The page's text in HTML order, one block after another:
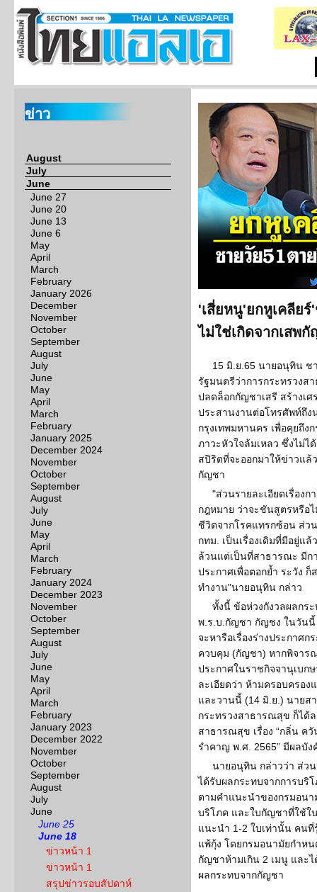
ข่าว
August
July
June
June 27
June 20
June 13
June 6
May
April
March
February
January 2026
December
November
October
September
August
July
June
May
April
March
February
January 2025
December 2024
November
October
September
August
July
June
May
April
March
February
January 2024
December 2023
November
October
September
August
July
June
May
April
March
February
January 2023
December 2022
November
October
September
August
July
June
June 25
June 18
ข่าวหน้า 1
ข่าวหน้า 1
สรุปข่าวรอบสัปดาห์
'เสี่ยหนู'ยกหูเคลีย
ไม่ใช่เกิดจากเสพ
15 มิ.ย.65 นายอนุทิน ช
รัฐมนตรีว่าการกระทรวงส
ปลดล็อกกัญชาเสรี สร้างเ
ประสานงานต่อโทรศัพท์ถึ
กรุงเทพมหานคร เพื่อคุยถึ
ภาวะหัวใจล้มเหลว ซึ่งไม่ไ
สปิริตที่จะออกมาให้ข่าวแล้
กัญชา
"ส่วนรายละเอียดเรื่องก
กฎหมาย ว่าจะชันสูตรหรือ
ชีวิตจากโรคแทรกซ้อน ส่ว
กทม. เป็นเรื่องเดิมที่มีอยู่แ
ล้วนแต่เป็นที่สาธารณะ มีก
ประกาศเพื่อตอกย้ำ ระวัง
ทำงาน"นายอนุทิน กล่าว
ทั้งนี้ ข้อห่วงกังวลผลกร
พ.ร.บ.กัญชา กัญชง ในวันนี้
จะหารือเรื่องร่างประกาศ
ควบคุม (กัญชา) หากพิจาร
ประกาศในราชกิจจานุเบก
ละเอียดว่า ห้ามครอบครอง
และวานนี้ (14 มิ.ย.) นายส
กระทรวงสาธารณสุข ก็ได้
สาธารณสุข เรื่อง “กลิ่น ค
รำคาญ พ.ศ. 2565” มีผลบั
นายอนุทิน กล่าวว่า ส่ว
ได้รับผลกระทบจากการบริ
ตามคำแนะนำของกรมอน
บริโภค และใบกัญชาที่ใช้ใ
แนะนำ 1-2 ใบเท่านั้น คน
แพ้กุ้ง โดยกรมอนามัยกำห
กัญชาห้ามเกิน 2 เมนู และ
ผลกระทบจากกัญชา